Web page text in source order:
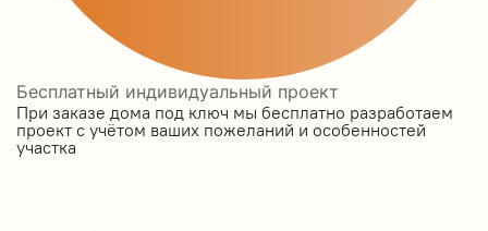
Бесплатный индивидуальный проект
При заказе дома под ключ мы бесплатно разработаем
проект с учётом ваших пожеланий и особенностей
участка